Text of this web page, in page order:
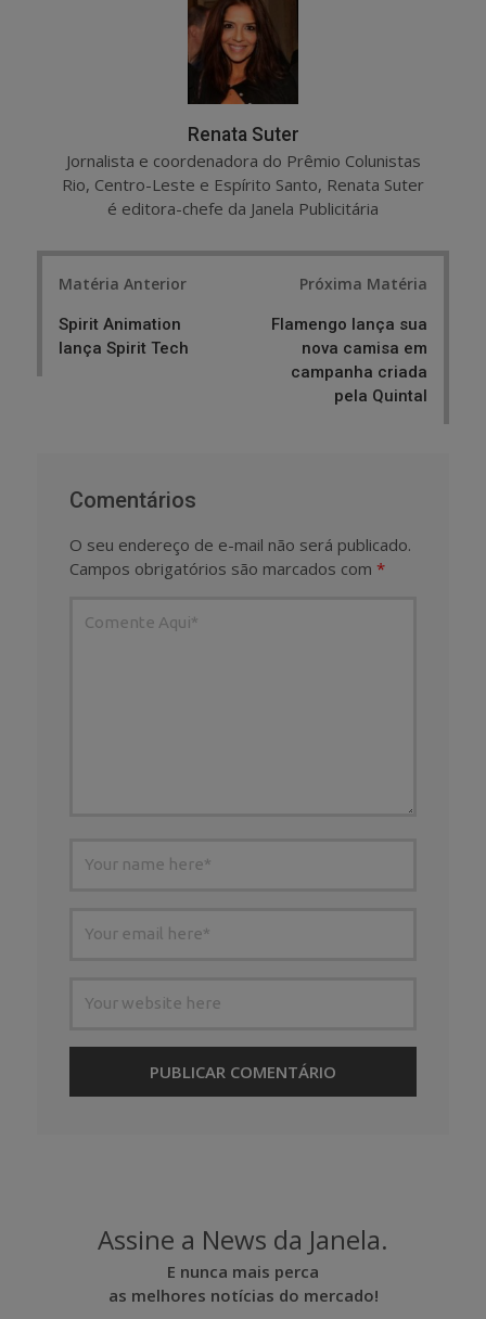
Renata Suter
Jornalista e coordenadora do Prêmio Colunistas
Rio, Centro-Leste e Espírito Santo, Renata Suter
é editora-chefe da Janela Publicitária
Matéria Anterior
Spirit Animation
lança Spirit Tech
Próxima Matéria
Flamengo lança sua
nova camisa em
campanha criada
pela Quintal
Comentários
O seu endereço de e-mail não será publicado.
Campos obrigatórios são marcados com *
Assine a News da Janela.
E nunca mais perca
as melhores notícias do mercado!